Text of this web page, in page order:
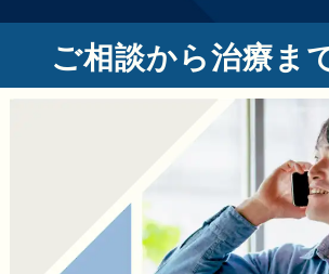
ご相談から治療ま